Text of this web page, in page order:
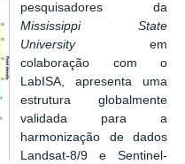
pesquisadores da
Mississippi State
Universityem
colaboração com o
LabISA, apresenta uma
estrutura globalmente
validada para a
harmonização de dados
Landsat-8/9 e Sentinel-